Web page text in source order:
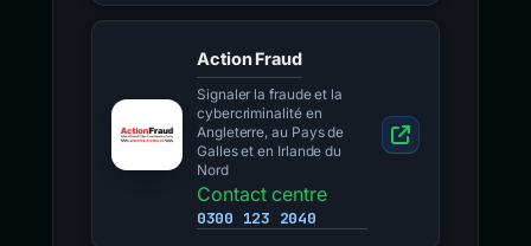
Action Fraud
Signaler la fraude et la
cybercriminalité en
Angleterre, au Pays de
Galles et en Irlande du
Nord
Contact centre
0300 123 2040